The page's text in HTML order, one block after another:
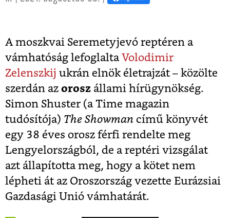
A moszkvai Seremetyjevó reptéren a
vámhatóság lefoglaltaVolodimir
Zelenszkij ukrán elnök életrajzát – közölte
szerdán az orosz állami hírügynökség.
Simon Shuster (a Time magazin
tudósítója) The Showman című könyvét
egy 38 éves orosz férfi rendelte meg
Lengyelországból, de a reptéri vizsgálat
azt állapította meg, hogy a kötet nem
lépheti át az Oroszország vezette Eurázsiai
Gazdasági Unió vámhatárát.